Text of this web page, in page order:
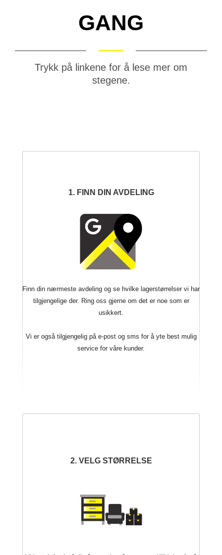
GANG
Trykk på linkene for å lese mer om
stegene.
1. FINN DIN AVDELING
Finn din nærmeste avdeling og se hvilke lagerstørrelser vi har
tilgjengelige der. Ring oss gjerne om det er noe som er
usikkert.
Vi er også tilgjengelig på e-post og sms for å yte best mulig
service for våre kunder.
2. VELG STØRRELSE